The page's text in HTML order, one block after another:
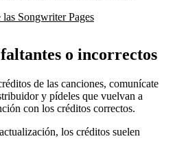
Songwriter Pages
o incorrectos
de las canciones, comunícate
y pídeles que vuelvan a
con los créditos correctos.
los créditos suelen